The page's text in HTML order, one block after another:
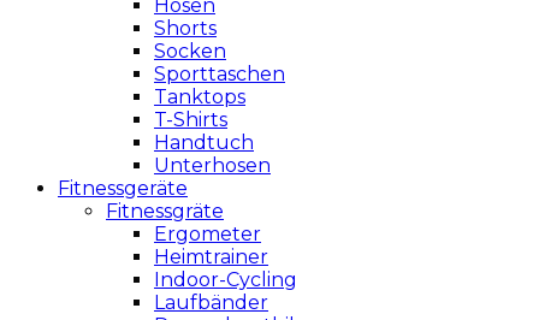
Hosen
Shorts
Socken
Sporttaschen
Tanktops
T-Shirts
Handtuch
Unterhosen
Fitnessgeräte
Fitnessgräte
Ergometer
Heimtrainer
Indoor-Cycling
Laufbänder